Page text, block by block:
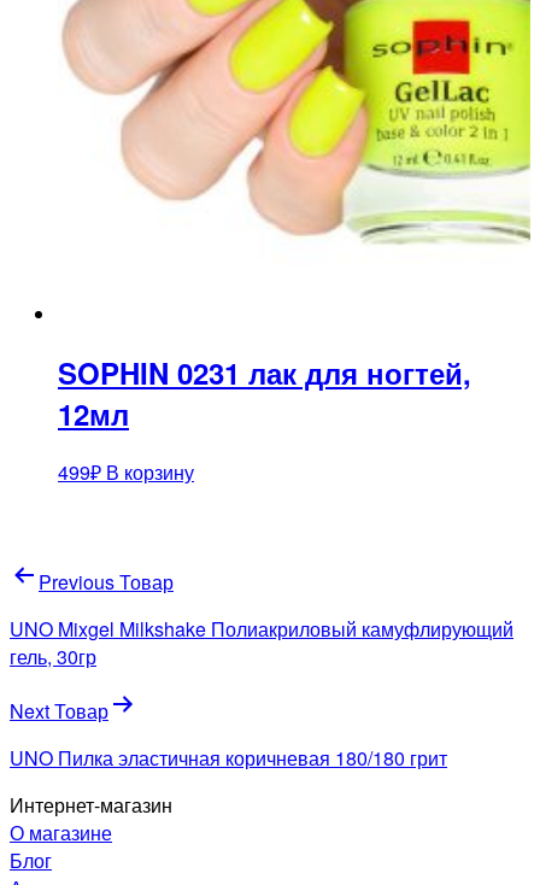
SOPHIN 0231 лак для ногтей,
12мл
499₽ В корзину
Навигация
по
записям
Previous Товар
UNO Mixgel Milkshake Полиакриловый камуфлирующий
гель, 30гр
Next Товар
UNO Пилка эластичная коричневая 180/180 грит
Интернет-магазин
О магазине
Блог